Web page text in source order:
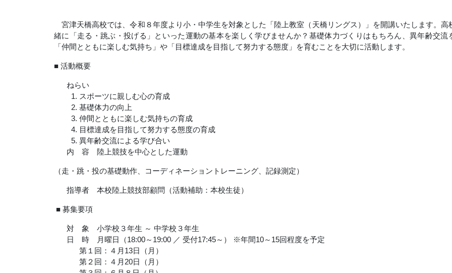
宮津天橋高校では、令和８年度より小・中学生を対象とした「陸上教室（天橋リングス）」を開講いたします。高
緒に「走る・跳ぶ・投げる」といった運動の基本を楽しく学びませんか？基礎体力づくりはもちろん、異年齢交流
「仲間とともに楽しむ気持ち」や「目標達成を目指して努力する態度」を育むことを大切に活動します。
■ 活動概要
ねらい
スポーツに親しむ心の育成
基礎体力の向上
仲間とともに楽しむ気持ちの育成
目標達成を目指して努力する態度の育成
異年齢交流による学び合い
内 容 陸上競技を中心とした運動
（走・跳・投の基礎動作、コーディネーショントレーニング、記録測定）
指導者 本校陸上競技部顧問（活動補助：本校生徒）
■ 募集要項
対 象 小学校３年生 ～ 中学校３年生
日 時 月曜日（18:00～ 19:00 ／ 受付17:45～） ※年間10～ 15回程度を予定
第１回：４月 13日（月）
第２回：４月 20日（月）